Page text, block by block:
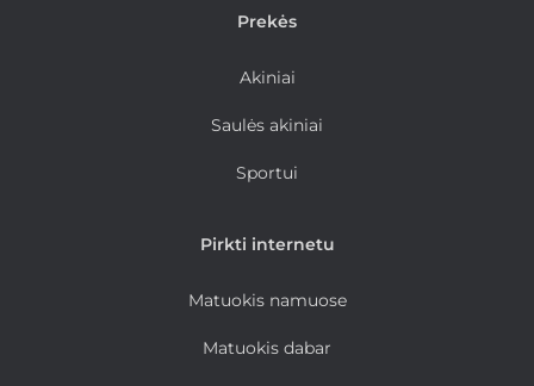
Prekės
Akiniai
Saulės akiniai
Sportui
Pirkti internetu
Matuokis namuose
Matuokis dabar